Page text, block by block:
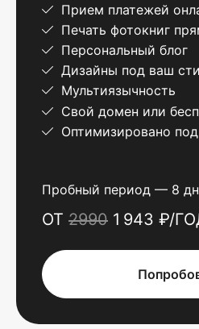
Прием платежей
Печать фотокниг
Персональный блог
Дизайны под ваш
Мультиязычность
Свой домен или
Оптимизировано
Пробный период — 8
ОТ 2990 1 943 ₽/